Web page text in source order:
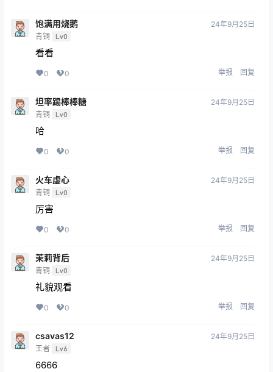
饱满用烧鹅
青铜 Lv0
24年9月25日
看看
0 0 举报 回复
坦率踢棒棒糖
青铜 Lv0
24年9月25日
哈
0 0 举报 回复
火车虚心
青铜 Lv0
24年9月25日
厉害
0 0 举报 回复
茉莉背后
青铜 Lv0
24年9月25日
礼貌观看
0 0 举报 回复
csavas12
王者 Lv6
24年9月25日
6666